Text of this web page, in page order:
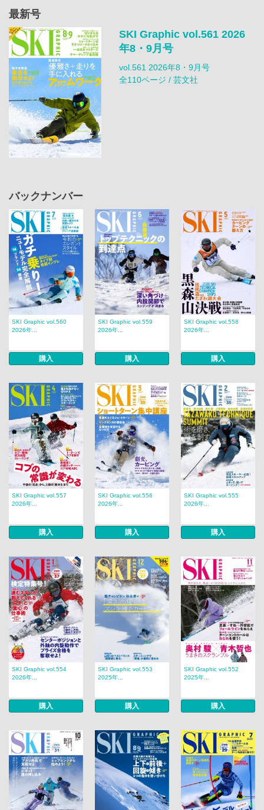
最新号
SKI Graphic vol.561 2026
年8・9月号
vol.561 2026年8・9月号
全110ページ / 芸文社
バックナンバー
SKI Graphic vol.560
2026年...
購入
SKI Graphic vol.559
2026年...
購入
SKI Graphic vol.558
2026年...
購入
SKI Graphic vol.557
2026年...
購入
SKI Graphic vol.556
2026年...
購入
SKI Graphic vol.555
2026年...
購入
SKI Graphic vol.554
2026年...
購入
SKI Graphic vol.553
2025年...
購入
SKI Graphic vol.552
2025年...
購入